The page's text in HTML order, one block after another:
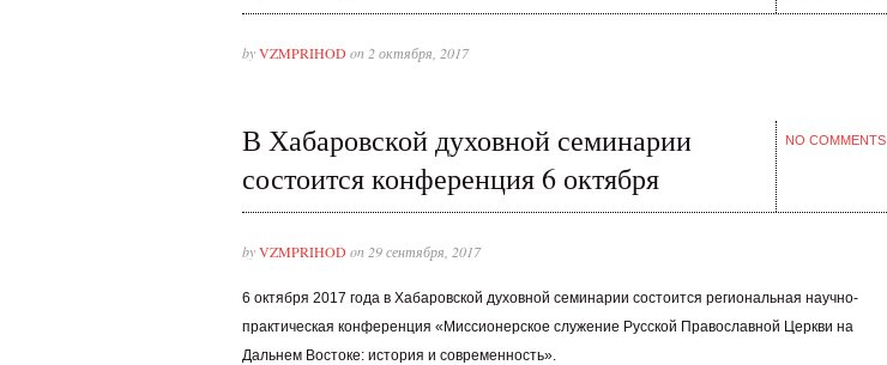
byVZMPRIHODon 2 октября, 2017
В Хабаровской духовной семинарии
состоится конференция 6 октября
NO COMMENTS
byVZMPRIHODon 29 сентября, 2017
6 октября 2017 года в Хабаровской духовной семинарии состоится региональная научно-
практическая конференция «Миссионерское служение Русской Православной Церкви на
Дальнем Востоке: история и современность».